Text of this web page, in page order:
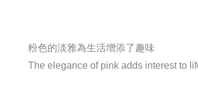
粉色的淡雅為生活增添了趣味
The elegance of pink adds interest to